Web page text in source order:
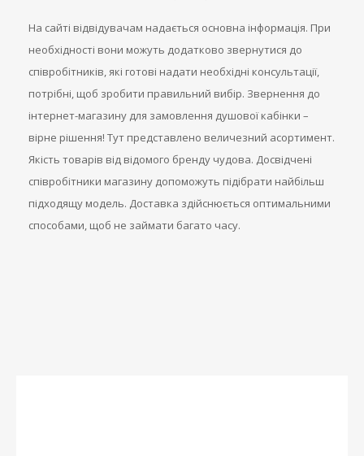
На сайті відвідувачам надається основна інформація. При
необхідності вони можуть додатково звернутися до
співробітників, які готові надати необхідні консультації,
потрібні, щоб зробити правильний вибір. Звернення до
інтернет-магазину для замовлення душової кабінки –
вірне рішення! Тут представлено величезний асортимент.
Якість товарів від відомого бренду чудова. Досвідчені
співробітники магазину допоможуть підібрати найбільш
підходящу модель. Доставка здійснюється оптимальними
способами, щоб не займати багато часу.